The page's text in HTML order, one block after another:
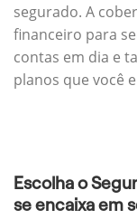
segurado. A
financeiro para
contas em dia e
planos que você
Escolha o
se encaixa em